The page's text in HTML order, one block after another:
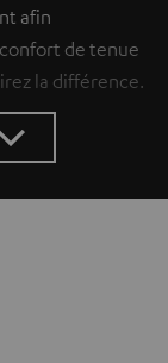
afin
de tenue
la différence.